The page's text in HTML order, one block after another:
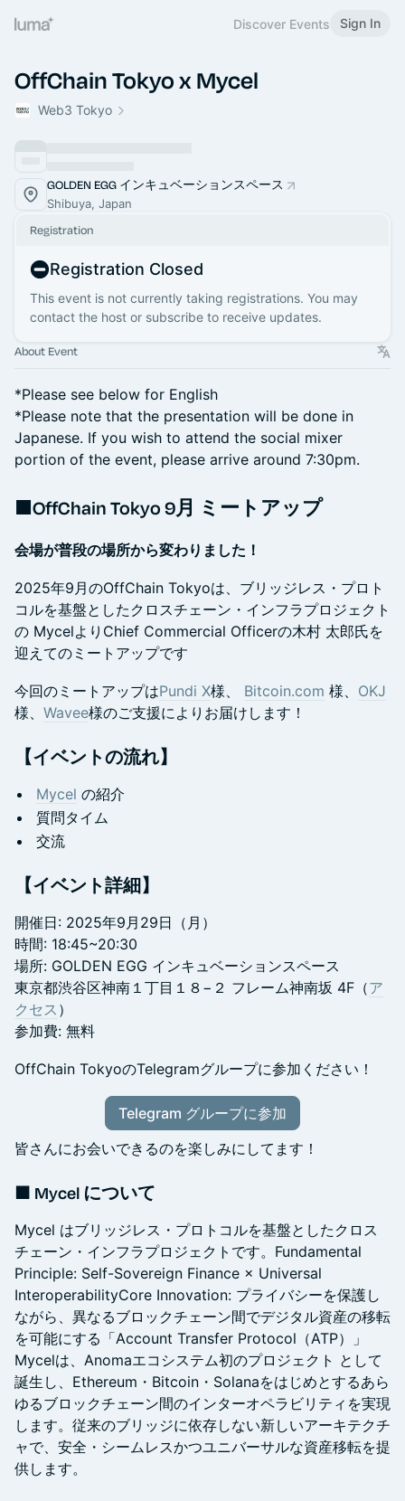
Discover Events Sign In
OffChain Tokyo x Mycel
Web3 Tokyo
GOLDEN EGG インキュベーションスペース
Shibuya, Japan
Registration
Registration Closed
This event is not currently taking registrations. You may
contact the host or subscribe to receive updates.
About Event
*Please see below for English
*Please note that the presentation will be done in
Japanese. If you wish to attend the social mixer
portion of the event, please arrive around 7:30pm.
■OffChain Tokyo 9月 ミートアップ
会場が普段の場所から変わりました！
2025年9月のOffChain Tokyoは、ブリッジレス・プロト
コルを基盤としたクロスチェーン・インフラプロジェクト
の MycelよりChief Commercial Officerの木村 太郎氏を
迎えてのミートアップです
今回のミートアップはPundi X様、 Bitcoin.com 様、 OKJ
様、 Wavee様のご支援によりお届けします！
【イベントの流れ】
Mycel の紹介
質問タイム
交流
【イベント詳細】
開催日: 2025年9月29日（月）
時間: 18:45~20:30
場所: GOLDEN EGG インキュベーションスペース
東京都渋谷区神南１丁目１８−２ フレーム神南坂 4F（ア
クセス ）
参加費: 無料
OffChain TokyoのTelegramグループに参加ください！
Telegram グループに参加
皆さんにお会いできるのを楽しみにしてます！
■ Mycel について
Mycel はブリッジレス・プロトコルを基盤としたクロス
チェーン・インフラプロジェクトです。Fundamental
Principle: Self-Sovereign Finance × Universal
InteroperabilityCore Innovation: プライバシーを保護し
ながら、異なるブロックチェーン間でデジタル資産の移転
を可能にする「Account Transfer Protocol（ATP）」
Mycelは、Anomaエコシステム初のプロジェクト として
誕生し、Ethereum・Bitcoin・Solanaをはじめとするあら
ゆるブロックチェーン間のインターオペラビリティを実現
します。従来のブリッジに依存しない新しいアーキテクチ
ャで、安全・シームレスかつユニバーサルな資産移転を提
供します。